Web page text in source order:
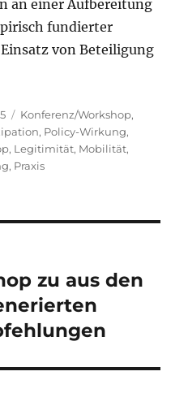
an einer Aufbereitung
fundierter
von Beteiligung
Kategorien
Konferenz/Workshop,
, Policy-Wirkung,
, Legitimität, Mobilität,
, Praxis
zu aus den